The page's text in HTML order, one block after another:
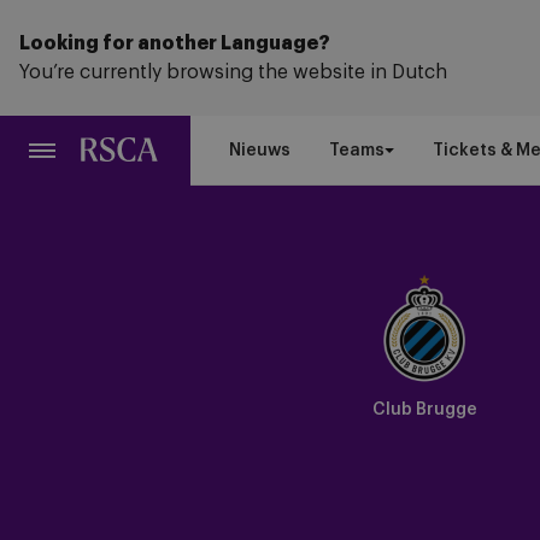
naar
hoofdinhoud
Looking for another Language?
You’re currently browsing the website in Dutch
Nieuws Teams Tickets &
Club Brugge